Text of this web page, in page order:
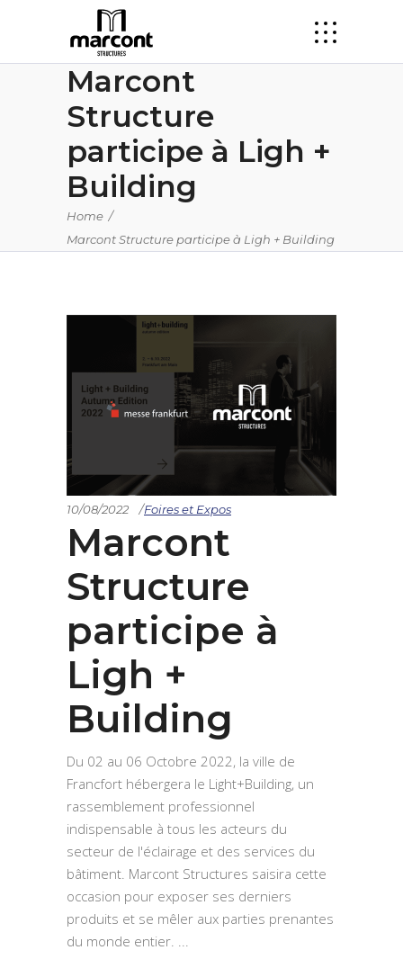
Marcont
Structure
participe à Ligh +
Building
Home /
Marcont Structure participe à Ligh + Building
10/08/2022 Foires et Expos
Marcont
Structure
participe à
Ligh +
Building
Du 02 au 06 Octobre 2022, la ville de
Francfort hébergera le Light+Building, un
rassemblement professionnel
indispensable à tous les acteurs du
secteur de l'éclairage et des services du
bâtiment. Marcont Structures saisira cette
occasion pour exposer ses derniers
produits et se mêler aux parties prenantes
du monde entier.